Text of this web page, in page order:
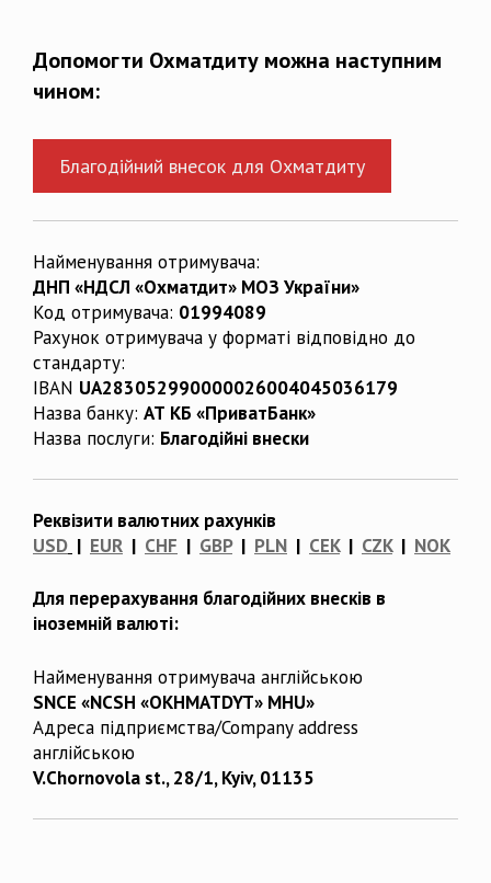
Допомогти Охматдиту можна наступним
чином:
Благодійний внесок для Охматдиту
Найменування отримувача:
ДНП «НДСЛ «Охматдит» МОЗ України»
Код отримувача: 01994089
Рахунок отримувача у форматі відповідно до
стандарту:
IBAN UA283052990000026004045036179
Назва банку: АТ КБ «ПриватБанк»
Назва послуги: Благодійні внески
Реквізити валютних рахунків
USD | EUR | CHF | GBP| PLN | CEK| CZK| NOK
Для перерахування благодійних внесків в
іноземній валюті:
Найменування отримувача англійською
SNCE «NCSH «OKHMATDYT» MHU»
Адреса підприємства/Company address
англійською
V.Chornovola st., 28/1, Kyiv, 01135